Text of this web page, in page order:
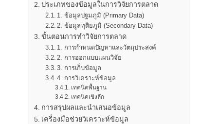
ประเภทของข้อมูลในการวิจัยการตลาด
1. ข้อมูลปฐมภูมิ (Primary Data)
2. ข้อมูลทุติยภูมิ (Secondary Data)
ขั้นตอนการทำวิจัยการตลาด
1. การกำหนดปัญหาและวัตถุประสงค์
2. การออกแบบแผนวิจัย
3. การเก็บข้อมูล
4. การวิเคราะห์ข้อมูล
เทคนิคพื้นฐาน
เทคนิคเชิงลึก
การสรุปผลและนำเสนอข้อมูล
เครื่องมือช่วยวิเคราะห์ข้อมูล